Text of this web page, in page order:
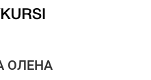
ОЛЕНА